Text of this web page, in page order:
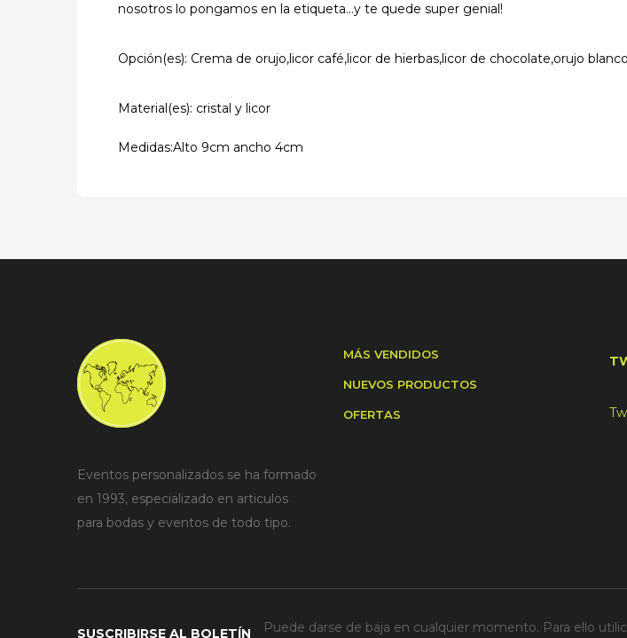
nosotros lo pongamos en la etiqueta...y te quede super genial!
Opción(es): Crema de orujo,licor café,licor de hierbas,licor de chocolate,orujo
Material(es): cristal y licor
Medidas:Alto 9cm ancho 4cm
Eventos personalizados se ha formado
en 1993, especializado en articulos
para bodas y eventos de todo tipo.
MÁS VENDIDOS
NUEVOS PRODUCTOS
OFERTAS
SUSCRIBIRSE AL BOLETÍN Puede darse de baja en cualquier momento. Para ello